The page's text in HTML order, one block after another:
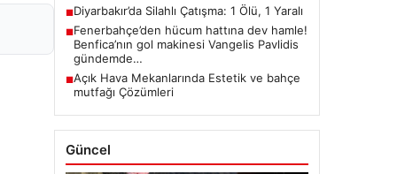
■Diyarbakır’da Silahlı Çatışma: 1 Ölü, 1 Yaralı
■Fenerbahçe’den hücum hattına dev hamle!
Benfica’nın gol makinesi Vangelis Pavlidis
gündemde…
■Açık Hava Mekanlarında Estetik ve bahçe
mutfağı Çözümleri
Güncel